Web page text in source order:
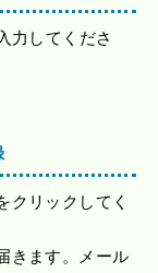
力してくださ
クリックしてく
きます。メール